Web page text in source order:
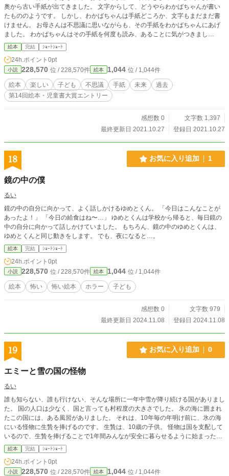
奥から古い手紙が出てきました。 文字からして、どうやらわかばちゃんが書い
たもののようです。 しかし、わかばちゃんは手紙どころか、文字もまだまだ書
けません。 お母さんは不思議に思いながらも、その手紙をわかばちゃんにあげ
ました。 わかばちゃんはその手紙を何度も読み、あることに気がつきまし
た…。
絵本 完結 ｼｮｰﾄｼｮｰﾄ
24h.ポイント 0pt
小説 228,570 位 / 228,570件 絵本 1,044 位 / 1,044件
絵本 楽しい 子ども 不思議 手紙 未来
過去
第14回絵本・児童書大賞エントリー
感想数 0
文字数 1,397
最終更新日 2021.10.27
登録日 2021.10.27
18 お気に入り追加 1
鏡の中の僕
るい
鏡の中の自分に向かって、よく話しかけるゆめとくん。 「今日はこんなことが
あったよ！」 「今日の給食はね〜…」 ゆめとくんは学校から帰ると、毎日鏡の
中の自分に向かって話しかけていました。 もちろん、鏡の中のゆめとくんは、
ゆめとくんと同じ動きをします。 でも、夜になると…。
絵本 完結 ｼｮｰﾄｼｮｰﾄ
24h.ポイント 0pt
小説 228,570 位 / 228,570件 絵本 1,044 位 / 1,044件
絵本 怖い 怖い絵本 ホラー 子ども
感想数 0
文字数 979
最終更新日 2024.11.08
登録日 2024.11.08
19 お気に入り追加 0
エミーと雪の国の怪物
るい
誰も知らない、誰も行けない、そんな場所に一年中雪が降り続ける国がありまし
た。 国の人口は少なく、国と言っても村程度の大きさでした。 氷の海に囲まれ
たこの国には、ある風習がありました。 それは、10年毎の年明け前に、氷の海
にいる怪物に生贄を捧げるのです。 生贄は、10歳の子供。 怪物は国を支配して
いるので、生贄を捧げることで1年間みんなが安全に暮らせるように始まったの
です。 そしてこの年、生贄に選ばれたのは貧しい家の一人娘、エミー。 エミー
は活発な子で、とても元気な子供でした。 しかし国の王様が決めたことなの
で、エミーのお父さんとお母さんは泣く泣くエミーを生贄に捧げました。
絵本 完結 ｼｮｰﾄｼｮｰﾄ
24h.ポイント 0pt
小説 228,570 位 / 228,570件 絵本 1,044 位 / 1,044件